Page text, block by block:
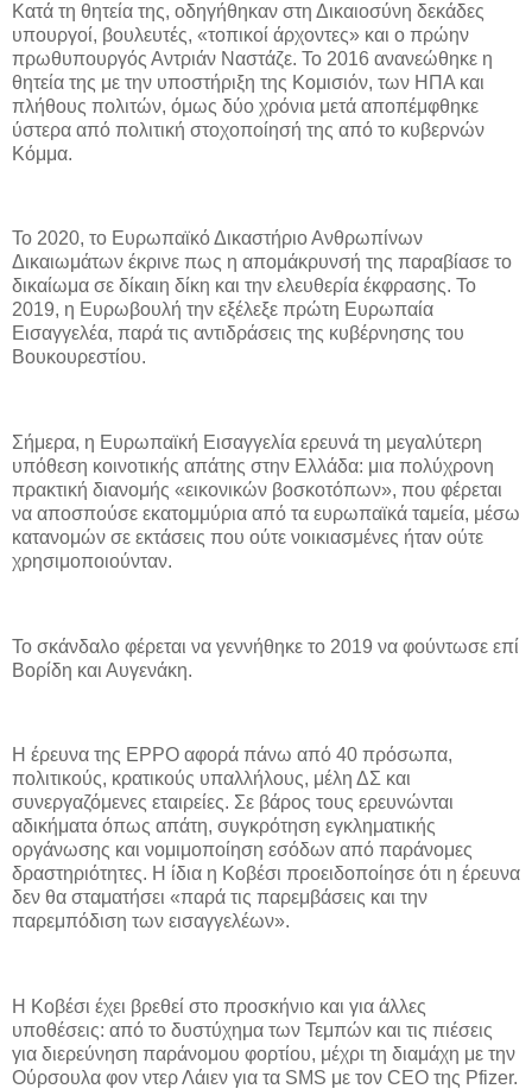
Κατά τη θητεία της, οδηγήθηκαν στη Δικαιοσύνη δεκάδες
υπουργοί, βουλευτές, «τοπικοί άρχοντες» και ο πρώην
πρωθυπουργός Αντριάν Ναστάζε. Το 2016 ανανεώθηκε η
θητεία της με την υποστήριξη της Κομισιόν, των ΗΠΑ και
πλήθους πολιτών, όμως δύο χρόνια μετά αποπέμφθηκε
ύστερα από πολιτική στοχοποίησή της από το κυβερνών
Κόμμα.
Το 2020, το Ευρωπαϊκό Δικαστήριο Ανθρωπίνων
Δικαιωμάτων έκρινε πως η απομάκρυνσή της παραβίασε το
δικαίωμα σε δίκαιη δίκη και την ελευθερία έκφρασης. Το
2019, η Ευρωβουλή την εξέλεξε πρώτη Ευρωπαία
Εισαγγελέα, παρά τις αντιδράσεις της κυβέρνησης του
Βουκουρεστίου.
Σήμερα, η Ευρωπαϊκή Εισαγγελία ερευνά τη μεγαλύτερη
υπόθεση κοινοτικής απάτης στην Ελλάδα: μια πολύχρονη
πρακτική διανομής «εικονικών βοσκοτόπων», που φέρεται
να αποσπούσε εκατομμύρια από τα ευρωπαϊκά ταμεία, μέσω
κατανομών σε εκτάσεις που ούτε νοικιασμένες ήταν ούτε
χρησιμοποιούνταν.
Το σκάνδαλο φέρεται να γεννήθηκε το 2019 να φούντωσε επί
Βορίδη και Αυγενάκη.
Η έρευνα της EPPO αφορά πάνω από 40 πρόσωπα,
πολιτικούς, κρατικούς υπαλλήλους, μέλη ΔΣ και
συνεργαζόμενες εταιρείες. Σε βάρος τους ερευνώνται
αδικήματα όπως απάτη, συγκρότηση εγκληματικής
οργάνωσης και νομιμοποίηση εσόδων από παράνομες
δραστηριότητες. Η ίδια η Κοβέσι προειδοποίησε ότι η έρευνα
δεν θα σταματήσει «παρά τις παρεμβάσεις και την
παρεμπόδιση των εισαγγελέων».
Η Κοβέσι έχει βρεθεί στο προσκήνιο και για άλλες
υποθέσεις: από το δυστύχημα των Τεμπών και τις πιέσεις
για διερεύνηση παράνομου φορτίου, μέχρι τη διαμάχη με την
Ούρσουλα φον ντερ Λάιεν για τα SMS με τον CEO της Pfizer.